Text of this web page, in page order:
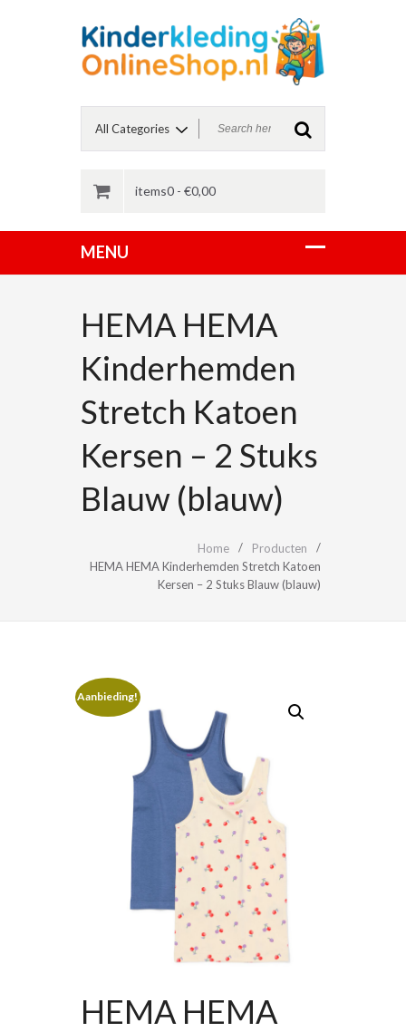
items0 - €0,00
HEMA HEMA
Kinderhemden
Stretch Katoen
Kersen – 2 Stuks
Blauw (blauw)
Home
Producten
HEMA HEMA Kinderhemden Stretch Katoen
Kersen – 2 Stuks Blauw (blauw)
Aanbieding!
HEMA HEMA